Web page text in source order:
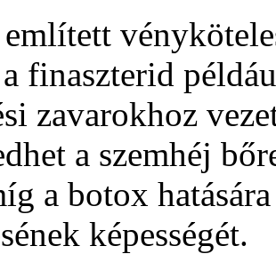
finaszterid
zavarokhoz
a szemhéj
a botox
képességét.